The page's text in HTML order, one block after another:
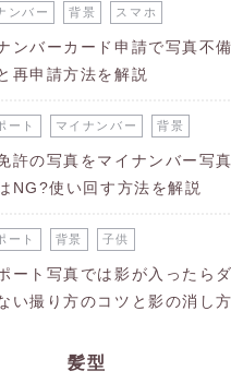
ンバー 背景 スマホ
ンバーカード申請で写真不
再申請方法を解説
ート マイナンバー 背景
許の写真をマイナンバー写
NG?使い回す方法を解説
ート 背景 子供
ート写真では影が入ったら
い撮り方のコツと影の消し
髪型